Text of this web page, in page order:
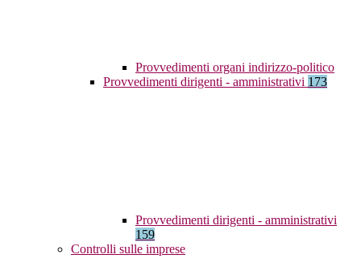
Provvedimenti organi indirizzo-politico
Provvedimenti dirigenti - amministrativi 173
Provvedimenti dirigenti - amministrativi
159
Controlli sulle imprese